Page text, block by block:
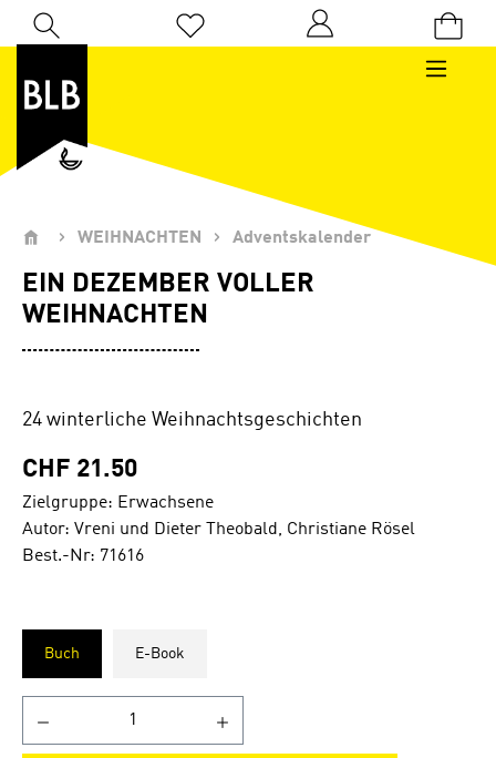
Zum Hauptinhalt springen
Du hast 0 Produkte auf dem Merkzettel
WEIHNACHTEN Adventskalender
EIN DEZEMBER VOLLER
WEIHNACHTEN
24 winterliche Weihnachtsgeschichten
CHF 21.50
Zielgruppe: Erwachsene
Autor: Vreni und Dieter Theobald, Christiane Rösel
Best.-Nr: 71616
Buch E-Book